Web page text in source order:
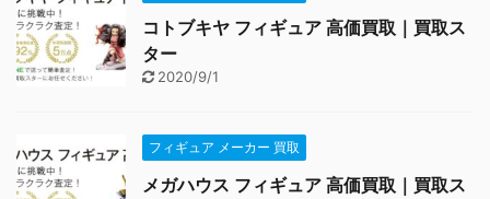
コトブキヤ フィギュア 高価買取｜買取ス
ター
2020/9/1
フィギュア メーカー 買取
メガハウス フィギュア 高価買取｜買取ス